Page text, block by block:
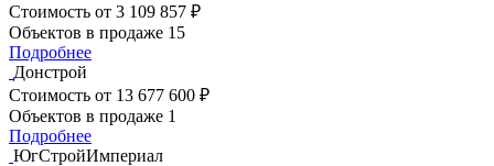
Стоимость от 3 109 857 ₽
Объектов в продаже 15
Подробнее
Донстрой
Стоимость от 13 677 600 ₽
Объектов в продаже 1
Подробнее
ЮгСтройИмпериал